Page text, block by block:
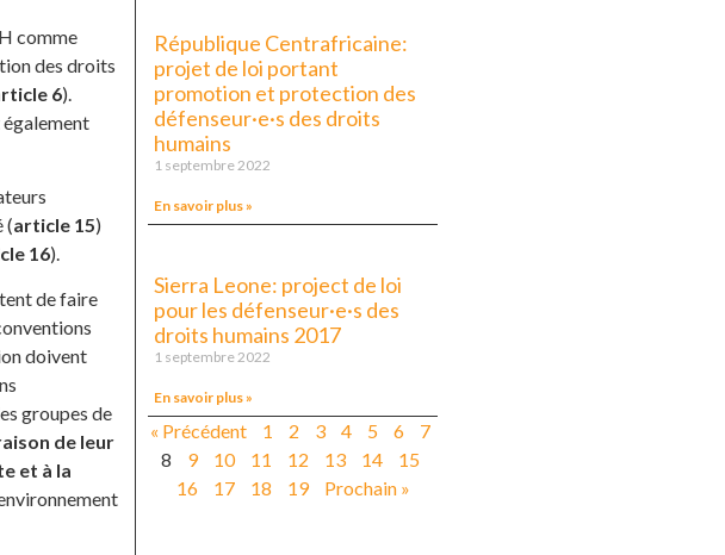
comme
des droits
6).
également
(article 15)
16).
de faire
doivent
groupes de
de leur
et à la
République Centrafricaine:
projet de loi portant
promotion et protection des
défenseur·e·s des droits
humains
1 septembre 2022
En savoir plus »
Sierra Leone: project de loi
pour les défenseur·e·s des
droits humains 2017
1 septembre 2022
En savoir plus »
« Précédent 1 2 3 4 5 6
7
8
9 10 11 12 13 14
15
16
17 18 19 Prochain »